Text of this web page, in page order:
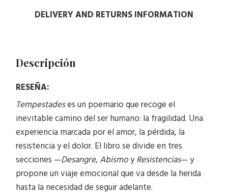
DELIVERY AND RETURNS INFORMATION
Descripción
RESEÑA:
Tempestadeses un poemario que recoge el
inevitable camino del ser humano: la fragilidad. Una
experiencia marcada por el amor, la pérdida, la
resistencia y el dolor. El libro se divide en tres
secciones —Desangre,AbismoyResistencias— y
propone un viaje emocional que va desde la herida
hasta la necesidad de seguir adelante.